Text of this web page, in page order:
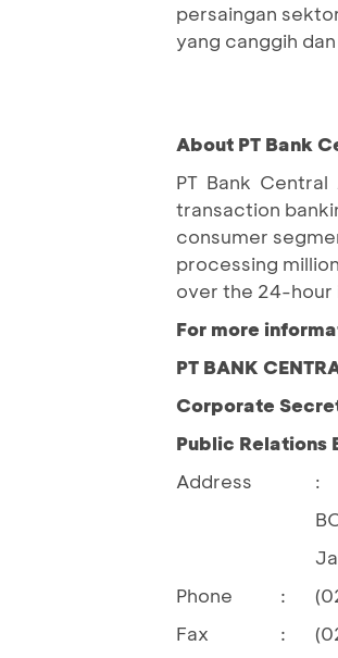
persaingan
yang canggih
About PT Bank
PT Bank
transaction
consumer
processing
over the 24-hour
For more
PT BANK
Corporate
Public Relations
Address
:
Phone
:
Fax
: